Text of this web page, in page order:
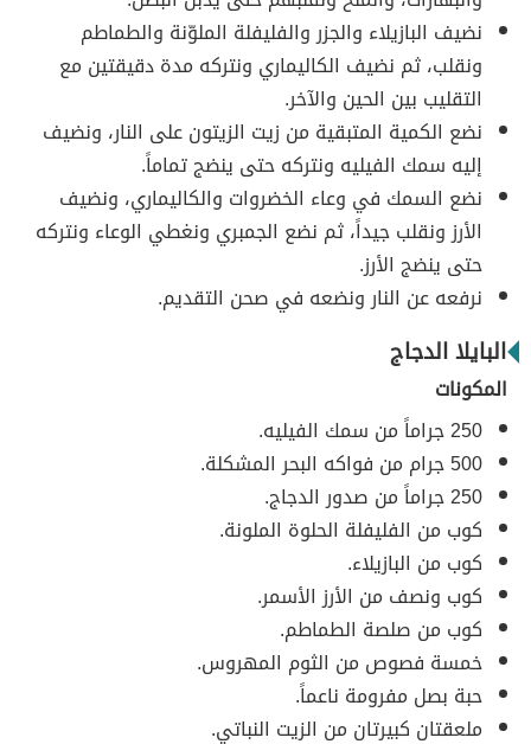
نضيف البازيلاء والجزر والفليفلة الملوّنة والطماطم
ونقلب، ثم نضيف الكاليماري ونتركه مدة دقيقتين مع
التقليب بين الحين والآخر.
نضع الكمية المتبقية من زيت الزيتون على النار، ونضيف
إليه سمك الفيليه ونتركه حتى ينضج تماماً.
نضع السمك في وعاء الخضروات والكاليماري، ونضيف
الأرز ونقلب جيداً، ثم نضع الجمبري ونغطي الوعاء ونتركه
حتى ينضج الأرز.
نرفعه عن النار ونضعه في صحن التقديم.
البايلا الدجاج
المكونات
250 جراماً من سمك الفيليه.
500 جرام من فواكه البحر المشكلة.
250 جراماً من صدور الدجاج.
كوب من الفليفلة الحلوة الملونة.
كوب من البازيلاء.
كوب ونصف من الأرز الأسمر.
كوب من صلصة الطماطم.
خمسة فصوص من الثوم المهروس.
حبة بصل مفرومة ناعماً.
ملعقتان كبيرتان من الزيت النباتي.